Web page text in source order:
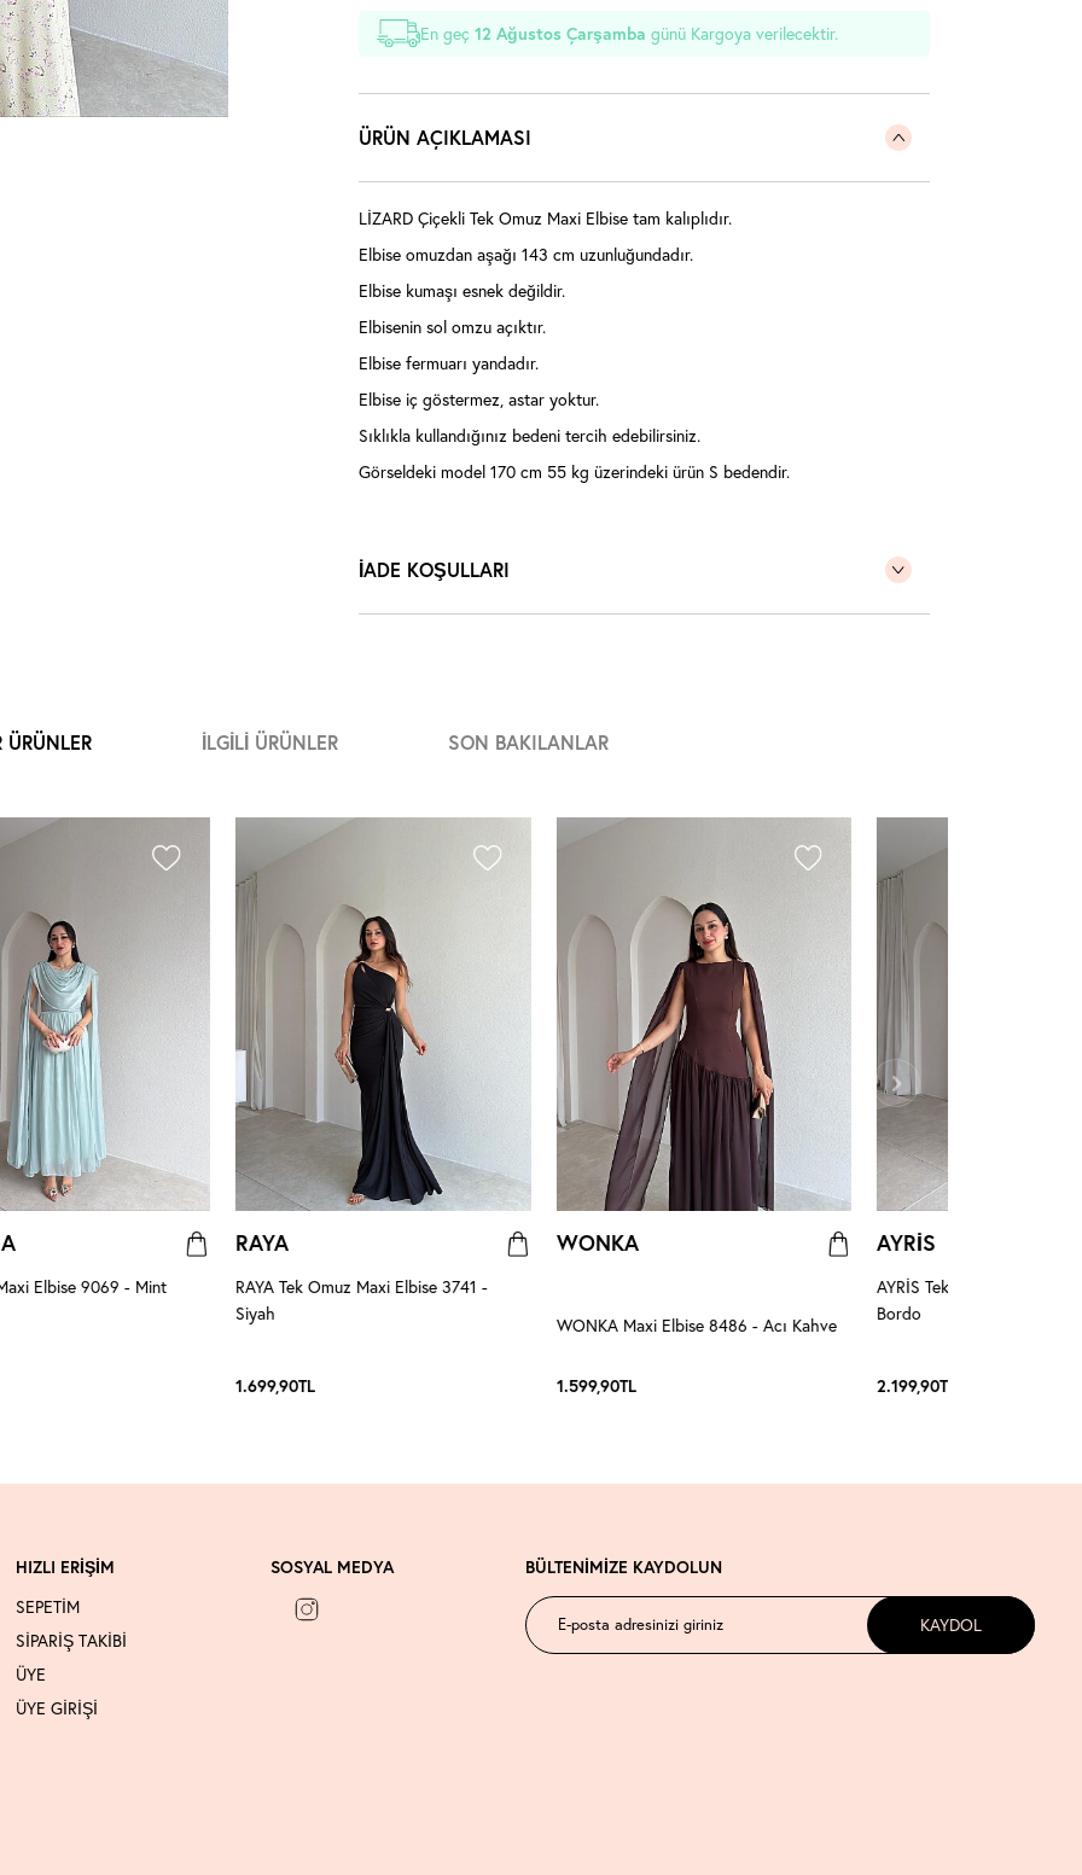
En geç12 Ağustos Çarşamba günü Kargoya verilecektir.
ÜRÜN AÇIKLAMASI
LİZARD Çiçekli Tek Omuz Maxi Elbise tam kalıplıdır.
Elbise omuzdan aşağı 143 cm uzunluğundadır.
Elbise kumaşı esnek değildir.
Elbisenin sol omzu açıktır.
Elbise fermuarı yandadır.
Elbise iç göstermez, astar yoktur.
Sıklıkla kullandığınız bedeni tercih edebilirsiniz.
Görseldeki model 170 cm 55 kg üzerindeki ürün S bedendir.
İADE KOŞULLARI
ÜRÜNLER İLGILI ÜRÜNLER SON BAKILANLAR
Elbise 9069 - Mint
RAYA
RAYA Tek Omuz Maxi Elbise 3741 -
Siyah
1.699,90TL
WONKA
WONKA Maxi Elbise 8486 - Acı Kahve
1.599,90TL
AYRİS
AYRİS Tek Omuz Maxi
Bordo
2.199,90TL
HIZLI ERİŞİM
SEPETİM
SİPARİŞ TAKİBİ
ÜYE
ÜYE GİRİŞİ
SOSYAL MEDYA BÜLTENİMİZE KAYDOLUN
KAYDOL